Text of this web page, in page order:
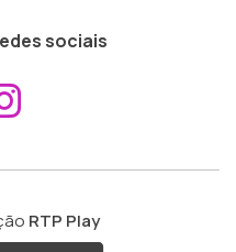
sociais
ao
RTP Play